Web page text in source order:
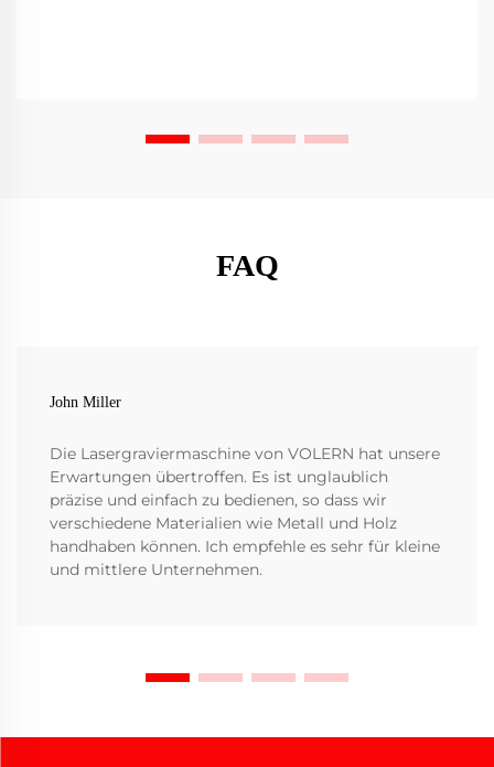
FAQ
John Miller
Die Lasergraviermaschine von VOLERN hat unsere
Erwartungen übertroffen. Es ist unglaublich
präzise und einfach zu bedienen, so dass wir
verschiedene Materialien wie Metall und Holz
handhaben können. Ich empfehle es sehr für kleine
und mittlere Unternehmen.